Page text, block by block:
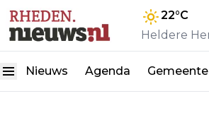
22°C
Heldere
Nieuws Agenda Gemeente